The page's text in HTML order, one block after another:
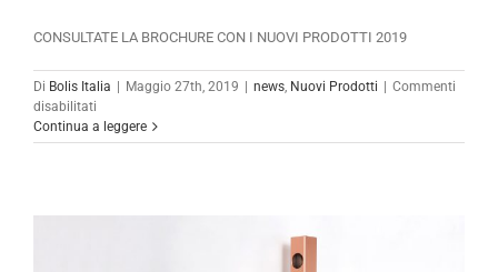
CONSULTATE LA BROCHURE CON I NUOVI PRODOTTI 2019
Di Bolis Italia | Maggio 27th, 2019 | news Nuovi Prodotti | Commenti
disabilitati
CONSULTATE
LA
Continua a leggere